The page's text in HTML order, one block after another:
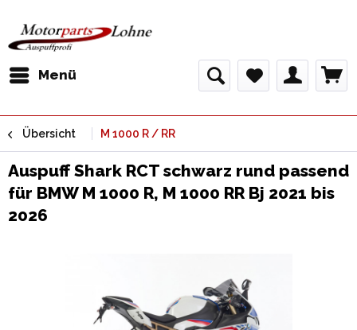
Menü
Übersicht M 1000 R / RR
Auspuff Shark RCT schwarz rund passend
für BMW M 1000 R, M 1000 RR Bj 2021 bis
2026